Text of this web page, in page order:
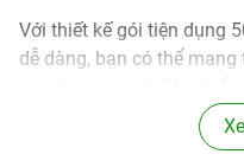
Với thiết kế gói tiện dụng
dễ dàng, bạn có thể
người đang tìm kiếm món
dầu mỡ nhiều như snack